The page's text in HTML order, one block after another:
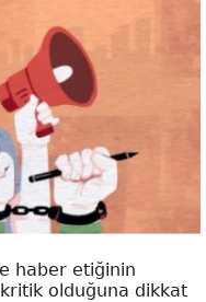
haber etiğinin
olduğuna dikkat